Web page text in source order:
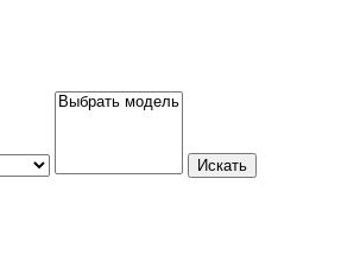
Искать